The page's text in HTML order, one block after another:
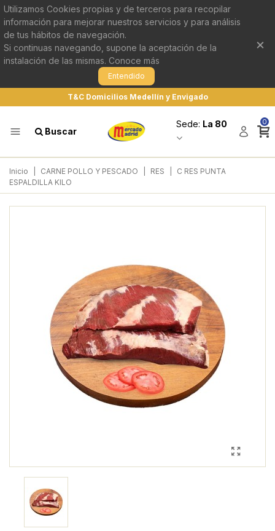
Utilizamos Cookies propias y de terceros para recopilar
información para mejorar nuestros servicios y para análisis
de tus hábitos de navegación.
Si continuas navegando, supone la aceptación de la
instalación de las mismas. Conoce más
Entendido
×
T&C Domicilios Medellín y Envigado
Buscar
Sede: La 80 0
Inicio CARNE POLLO Y PESCADO RES
C RES PUNTA
ESPALDILLA KILO